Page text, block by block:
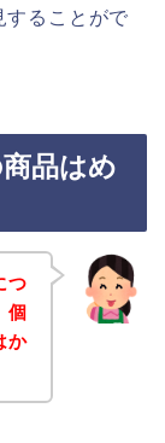
することがで
品はめ
つ
個
か